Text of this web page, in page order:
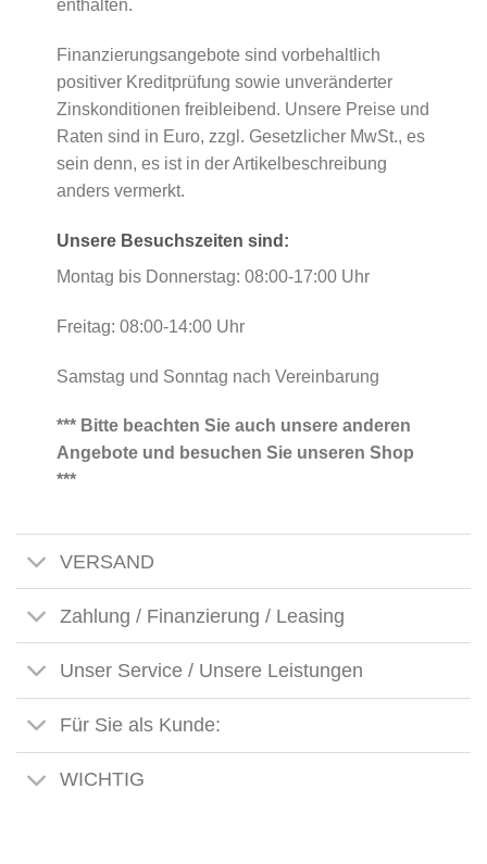
enthalten.
Finanzierungsangebote sind vorbehaltlich
positiver Kreditprüfung sowie unveränderter
Zinskonditionen freibleibend. Unsere Preise und
Raten sind in Euro, zzgl. Gesetzlicher MwSt., es
sein denn, es ist in der Artikelbeschreibung
anders vermerkt.
Unsere Besuchszeiten sind:
Montag bis Donnerstag: 08:00-17:00 Uhr
Freitag: 08:00-14:00 Uhr
Samstag und Sonntag nach Vereinbarung
*** Bitte beachten Sie auch unsere anderen
Angebote und besuchen Sie unseren Shop
***
VERSAND
Zahlung / Finanzierung / Leasing
Unser Service / Unsere Leistungen
Für Sie als Kunde:
WICHTIG